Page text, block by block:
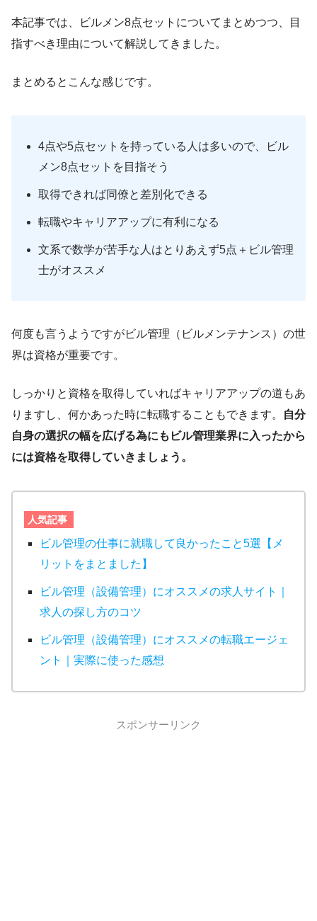
本記事では、ビルメン8点セットについてまとめつつ、目
指すべき理由について解説してきました。
まとめるとこんな感じです。
4点や5点セットを持っている人は多いので、ビル
メン8点セットを目指そう
取得できれば同僚と差別化できる
転職やキャリアアップに有利になる
文系で数学が苦手な人はとりあえず5点＋ビル管理
士がオススメ
何度も言うようですがビル管理（ビルメンテナンス）の世
界は資格が重要です。
しっかりと資格を取得していればキャリアアップの道もあ
りますし、何かあった時に転職することもできます。
自分
自身の選択の幅を広げる為にもビル管理業界に入ったから
には資格を取得していきましょう。
人気記事
ビル管理の仕事に就職して良かったこと5選【メ
リットをまとました】
ビル管理（設備管理）にオススメの求人サイト｜
求人の探し方のコツ
ビル管理（設備管理）にオススメの転職エージェ
ント｜実際に使った感想
スポンサーリンク